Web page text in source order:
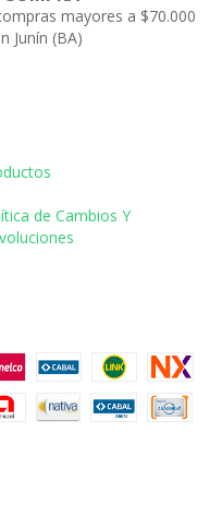
mayores a $70.000
Junín (BA)
de Cambios Y